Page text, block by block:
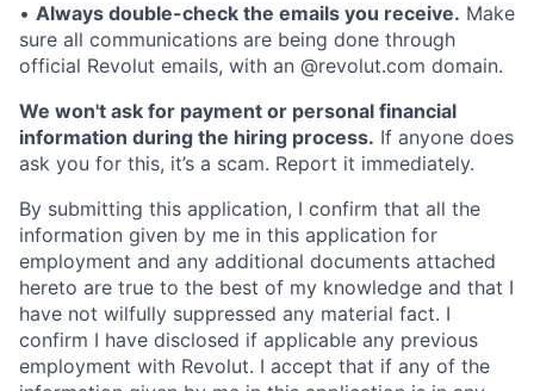
• Always double-check the emails you receive. Make
sure all communications are being done through
official Revolut emails, with an @revolut.com domain.
We won't ask for payment or personal financial
information during the hiring process. If anyone does
ask you for this, it’s a scam. Report it immediately.
By submitting this application, I confirm that all the
information given by me in this application for
employment and any additional documents attached
hereto are true to the best of my knowledge and that I
have not wilfully suppressed any material fact. I
confirm I have disclosed if applicable any previous
employment with Revolut. I accept that if any of the